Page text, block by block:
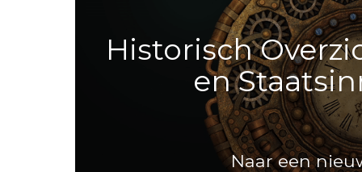
Historisch
en
Naar een